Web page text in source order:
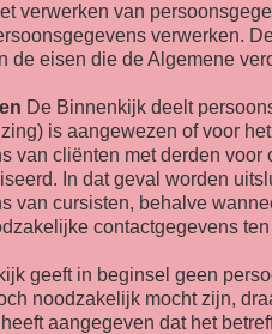
verwerken van
verwerken.
de eisen die de Algemene
De Binnenkijk deelt
is aangewezen of voor
van cliënten met derden
In dat geval worden
van cursisten, behalve
contactgegevens
geeft in beginsel geen
noodzakelijk mocht zijn,
aangegeven dat het